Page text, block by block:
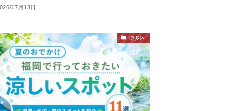
年7月13日
博多区